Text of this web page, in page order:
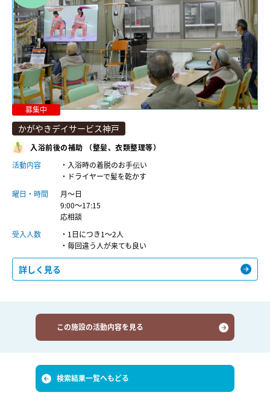
募集中
かがやきデイサービス神戸
入浴前後の補助 （整髪、衣類整理等）
活動内容
・入浴時の着脱のお手伝い
・ドライヤーで髪を乾かす
曜日・時間
月～日
9:00～17:15
応相談
受入人数
・1日につき1～2人
・毎回違う人が来ても良い
詳しく見る
この施設の活動内容を見る
検索結果一覧へもどる